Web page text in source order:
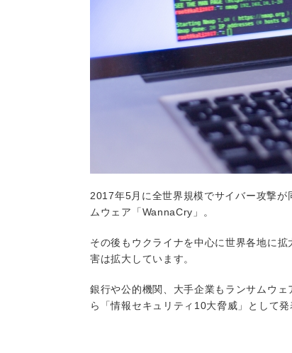
2017年5月に全世界規模でサイバー攻撃
ムウェア「WannaCry」。
その後もウクライナを中心に世界各地に
害は拡大しています。
銀行や公的機関、大手企業もランサムウ
ら「情報セキュリティ10大脅威」として発